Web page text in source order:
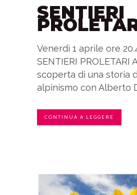
SENTIERI
Venerdì 1 aprile ore
SENTIERI PROLETARI
scoperta di una storia
alpinismo con Alberto
CONTINUA A LEGGERE